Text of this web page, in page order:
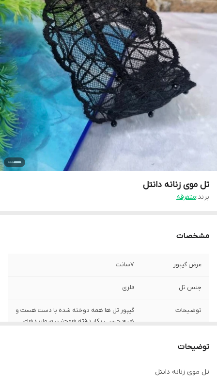
تل موی زنانه دانتل
برند:متفرقه
مشخصات
عرض گیپور 7سانت
جنس تل فلزی
توضیحات
گیپور تل ها همه دوخته شده با دست هست و
هیچ چسبی بکار نرفته همچنین مرواریدهای
توضیحات
تل موی زنانه دانتل